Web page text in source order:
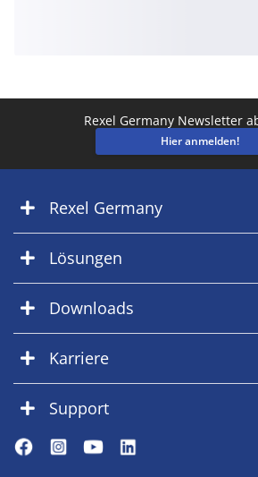
Rexel Germany Newsletter
Hier anmelden!
Rexel Germany
Lösungen
Downloads
Karriere
Support